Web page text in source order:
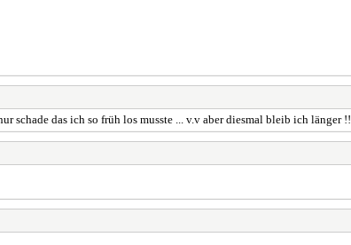
schade das ich so früh los musste ... v.v aber diesmal bleib ich länger !!